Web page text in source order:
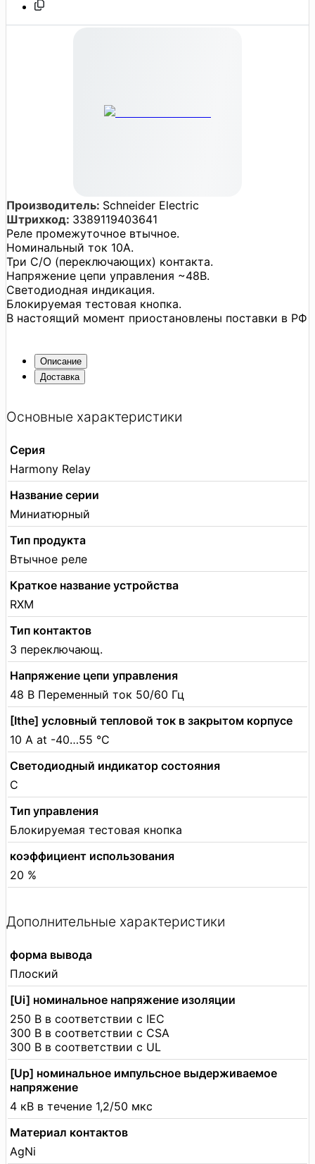
Производитель: Schneider Electric
Штрихкод: 3389119403641
Реле промежуточное втычное.
Номинальный ток 10A.
Три С/О (переключающих) контакта.
Напряжение цепи управления ~48В.
Светодиодная индикация.
Блокируемая тестовая кнопка.
В настоящий момент приостановлены поставки в РФ
Описание
Доставка
Основные характеристики
Серия
Harmony Relay
Название серии
Миниатюрный
Тип продукта
Втычное реле
Краткое название устройства
RXM
Тип контактов
3 переключающ.
Напряжение цепи управления
48 В Переменный ток 50/60 Гц
[Ithe] условный тепловой ток в закрытом корпусе
10 A at -40…55 °C
Светодиодный индикатор состояния
С
Тип управления
Блокируемая тестовая кнопка
коэффициент использования
20 %
Дополнительные характеристики
форма вывода
Плоский
[Ui] номинальное напряжение изоляции
250 В в соответствии с IEC
300 В в соответствии с CSA
300 В в соответствии с UL
[Up] номинальное импульсное выдерживаемое
напряжение
4 кВ в течение 1,2/50 мкс
Материал контактов
AgNi